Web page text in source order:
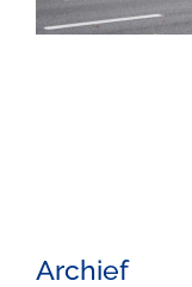
Archief